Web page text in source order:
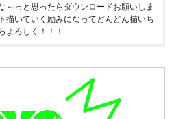
～っと思ったらダウンロードお願いしま
描いていく励みになってどんどん描いち
よろしく！！！